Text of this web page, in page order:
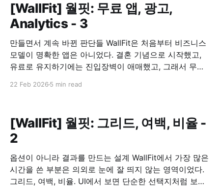
[WallFit] 월핏: 무료 앱, 광고,
Analytics - 3
만들면서 계속 바뀐 판단들 WallFit은 처음부터 비즈니스
모델이 명확한 앱은 아니었다. 결혼 기념으로 시작했고,
유료로 유지하기에는 진입장벽이 애매했고, 그래서 무료
22 Feb 2026 5 min read
[WallFit] 월핏: 그리드, 여백, 비율 -
2
옵션이 아니라 결과를 만드는 설계 WallFit에서 가장 많은
시간을 쓴 부분은 의외로 눈에 잘 띄지 않는 영역이었다.
그리드, 여백, 비율. UI에서 보면 단순한 선택지처럼 보이